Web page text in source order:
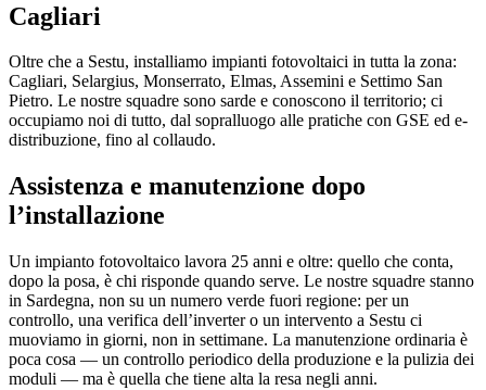
Cagliari
Oltre che a Sestu, installiamo impianti fotovoltaici in tutta la zona:
Cagliari, Selargius, Monserrato, Elmas, Assemini e Settimo San
Pietro. Le nostre squadre sono sarde e conoscono il territorio; ci
occupiamo noi di tutto, dal sopralluogo alle pratiche con GSE ed e-
distribuzione, fino al collaudo.
Assistenza e manutenzione dopo
l’installazione
Un impianto fotovoltaico lavora 25 anni e oltre: quello che conta,
dopo la posa, è chi risponde quando serve. Le nostre squadre stanno
in Sardegna, non su un numero verde fuori regione: per un
controllo, una verifica dell’inverter o un intervento a Sestu ci
muoviamo in giorni, non in settimane. La manutenzione ordinaria è
poca cosa — un controllo periodico della produzione e la pulizia dei
moduli — ma è quella che tiene alta la resa negli anni.